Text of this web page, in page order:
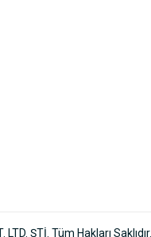
ŞTİ. Tüm Hakları Saklıdır.